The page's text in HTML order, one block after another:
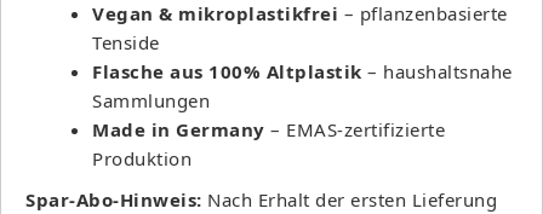
Vegan & mikroplastikfrei – pflanzenbasierte
Tenside
Flasche aus 100% Altplastik – haushaltsnahe
Sammlungen
Made in Germany – EMAS-zertifizierte
Produktion
Spar-Abo-Hinweis: Nach Erhalt der ersten Lieferung